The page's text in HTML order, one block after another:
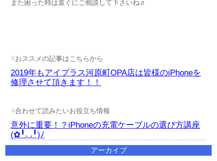
また困った時は直ぐにご相談して下さいね♬
☟おススメの記事はこちらから
2019年もアイプラス河原町OPA店は皆様のiPhoneを
修理させて頂きます！！
☟合わせて読みたいお役立ち情報
意外に重要！？iPhoneの充電ケーブルの選び方講座
(✿╹◡╹)ﾉ
アーカイブ